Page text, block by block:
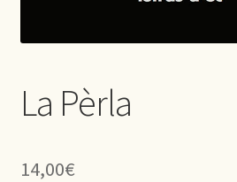
La Pèrla
14,00€